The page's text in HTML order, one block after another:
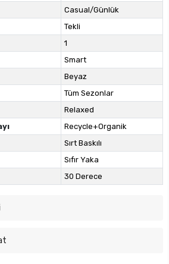
Casual/Günlük
Tekli
1
Smart
Beyaz
Tüm Sezonlar
Relaxed
Recycle+Organik
Sırt Baskılı
Sıfır Yaka
30 Derece